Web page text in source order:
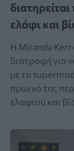
ελάφι και
Η Miranda Kerr
διατροφή για
με το
πρωινό της
ελαφιού και